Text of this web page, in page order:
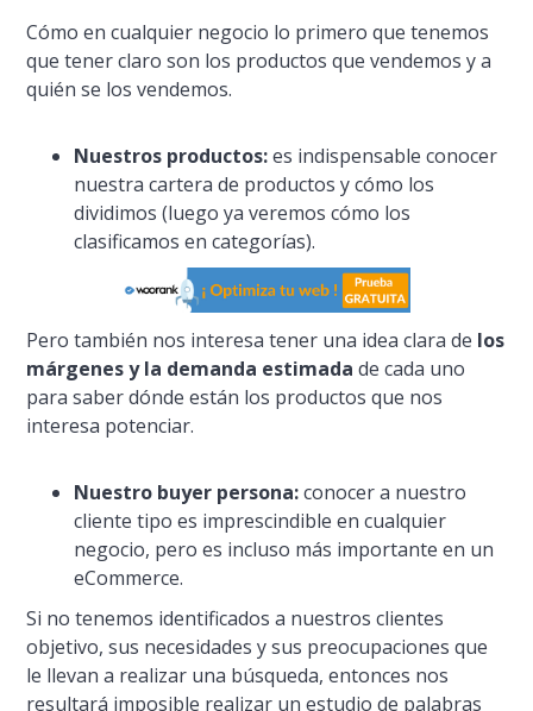
Cómo en cualquier negocio lo primero que tenemos
que tener claro son los productos que vendemos y a
quién se los vendemos.
Nuestros productos:es indispensable conocer
nuestra cartera de productos y cómo los
dividimos (luego ya veremos cómo los
clasificamos en categorí­as).
Pero también nos interesa tener una idea clara de los
márgenes y la demanda estimada de cada uno
para saber dónde están los productos que nos
interesa potenciar.
Nuestro buyer persona:conocer a nuestro
cliente tipo es imprescindible en cualquier
negocio, pero es incluso más importante en un
eCommerce.
Si no tenemos identificados a nuestros clientes
objetivo, sus necesidades y sus preocupaciones que
le llevan a realizar una búsqueda, entonces nos
resultará imposible realizar un estudio de palabras